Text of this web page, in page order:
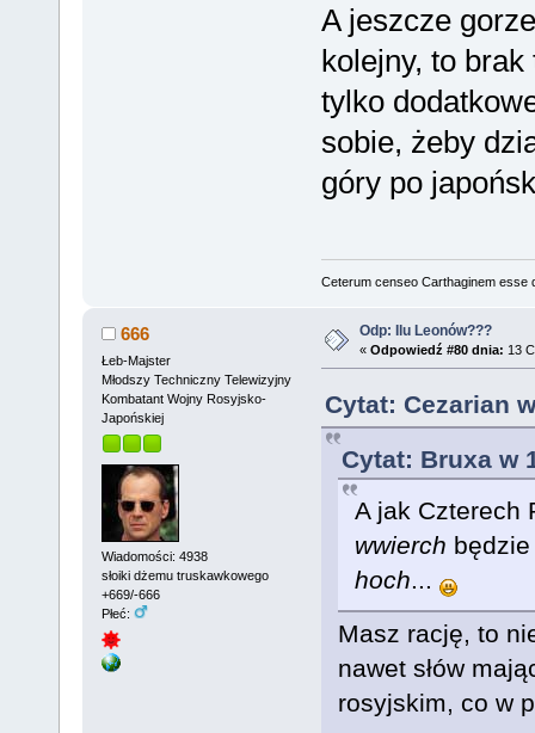
A jeszcze
kolejny, to brak
tylko
sobie, żeby
góry po
Ceterum censeo Carthaginem esse
666
Łeb-Majster
Młodszy Techniczny Telewizyjny
Kombatant Wojny Rosyjsko-
Japońskiej
Wiadomości: 4938
słoiki dżemu truskawkowego
+669/-666
Płeć:
Odp: Ilu Leonów???
« Odpowiedź #80 dnia: 13
Cytat: Cezarian
Cytat: Bruxa w
A jak Czterech
wwierch
hoch...
Masz rację, to
nawet słów
rosyjskim, co w